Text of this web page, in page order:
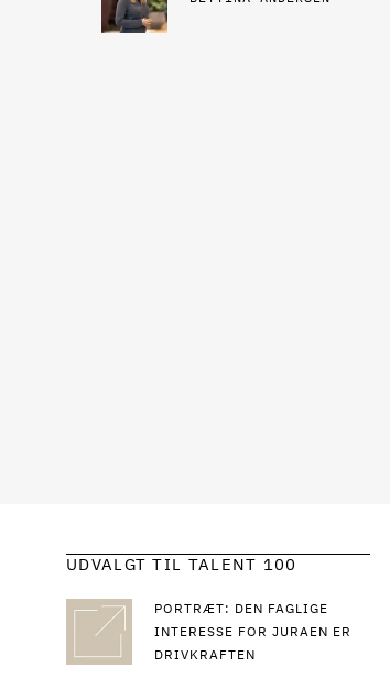
UDVALGT TIL TALENT 100
PORTRÆT: DEN FAGLIGE
INTERESSE FOR JURAEN ER
DRIVKRAFTEN